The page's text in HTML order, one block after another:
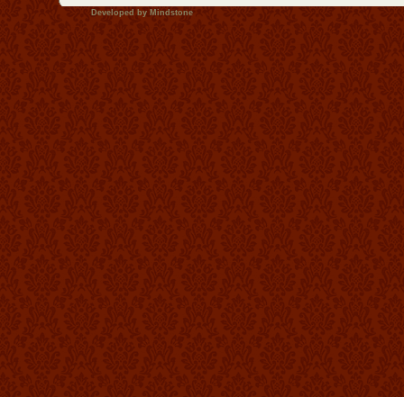
Developed by Mindstone